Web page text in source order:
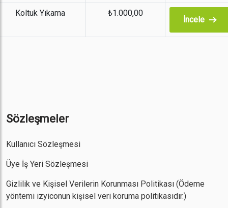
Koltuk Yıkama ₺1.000,00
İncele
Sözleşmeler
Kullanıcı Sözleşmesi
Üye İş Yeri Sözleşmesi
Gizlilik ve Kişisel Verilerin Korunması Politikası (Ödeme
yöntemi izyiconun kişisel veri koruma politikasıdır.)